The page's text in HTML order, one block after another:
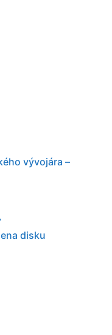
vývojára –
disku